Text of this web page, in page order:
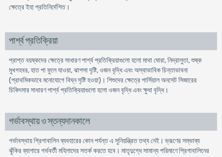
ক্ষেত্রে ইহা প্রতিনির্দেশিত।
পার্শ্ব প্রতিক্রিয়া
প্রাপ্ত বয়ষ্কদের ক্ষেত্রে সাধারণ পার্শ্ব প্রতিক্রিয়াগুলো হলো মাথা ঘোরা, নিদ্রালুতা, শুষ্ক
মুখগহবর, হাত পা ফুলে যাওয়া, ঝাপসা দৃষ্টি, ওজন বৃদ্ধি এবং অস্বাভাবিক চিন্তাভাবনা
(প্রাথমিকভাবে মনোযোগে বিঘ্ন সৃষ্টি হওয়া)। শিশুদের ক্ষেত্রে পার্সিয়াল অনসেট সিজারের
চিকিৎসার সাধারণ পার্শ্ব প্রতিক্রিয়াগুলো হলো ওজন বৃদ্ধি এবং ক্ষুধা বৃদ্ধি।
গর্ভাবস্থায় ও স্তন্যদানকালে
গর্ভাবস্থায় প্রিগাবালিন ব্যবহারের কোন পর্যন্ত এ সুনিয়ন্ত্রিত তথ্য নেই। ভ্রূণের সম্ভাব্য
ঝুঁকির ব্যাপারে গর্ভবর্তী মহিলাদের সতর্ক করতে হবে। মাতৃদুগ্ধে সামান্য পরিমাণে প্রিগাবালিনের